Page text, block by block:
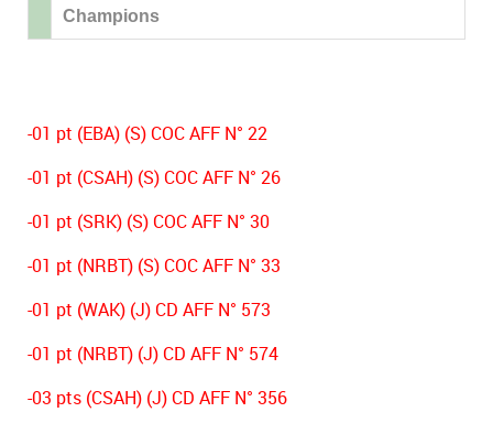
Champions
-01 pt (EBA) (S) COC AFF N° 22
-01 pt (CSAH) (S) COC AFF N° 26
-01 pt (SRK) (S) COC AFF N° 30
-01 pt (NRBT) (S) COC AFF N° 33
-01 pt (WAK) (J) CD AFF N° 573
-01 pt (NRBT) (J) CD AFF N° 574
-03 pts (CSAH) (J) CD AFF N° 356